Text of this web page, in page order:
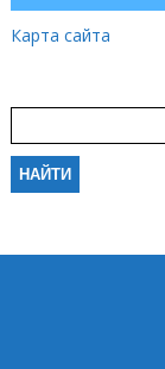
Карта сайта